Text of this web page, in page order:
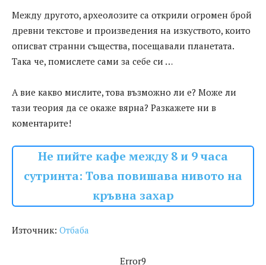
Между другото, археолозите са открили огромен брой
древни текстове и произведения на изкуството, които
описват странни същества, посещавали планетата.
Така че, помислете сами за себе си …
А вие какво мислите, това възможно ли е? Може ли
тази теория да се окаже вярна? Разкажете ни в
коментарите!
Не пийте кафе между 8 и 9 часа
сутринта: Това повишава нивото на
кръвна захар
Източник: Отбаба
Error9